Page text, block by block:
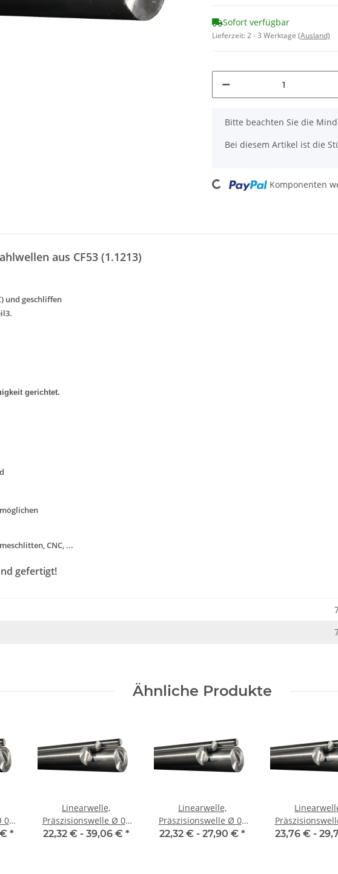
Sofort verfügbar
Lieferzeit:2 - 3 Werktage (Ausland)
x
Bitte beachten Sie die
Bei diesem Artikel ist die
Loading... Komponenten
aus CF53 (1.1213)
und geschliffen
gerichtet.
CNC, ...
gefertigt!
Ähnliche Produkte
*
Linearwelle,
Präszisionswelle Ø 06
mm, 1990 mm, gehärtet
22,32 € - 39,06 € *
Linearwelle,
Präszisionswelle Ø 08
mm, 1990 mm, gehärtet
22,32 € - 27,90 € *
Präszisionswelle Ø
mm, 1990 mm,
23,76 € -